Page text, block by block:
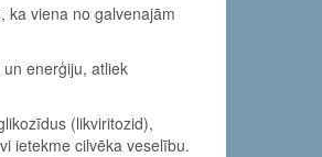
ka viena no galvenajām
enerģiju, atliek
(likviritozid),
ietekme cilvēka veselību.